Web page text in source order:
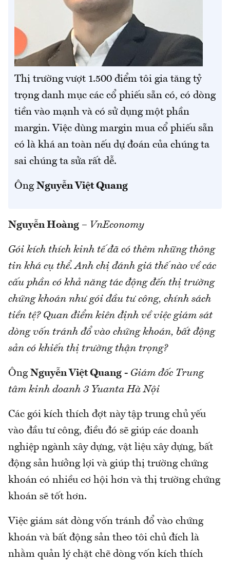
Thị trường vượt 1.500 điểm tôi gia tăng tỷ
trọng danh mục các cổ phiếu sẵn có, có dòng
tiền vào mạnh và có sử dụng một phần
margin. Việc dùng margin mua cổ phiếu sẵn
có là khá an toàn nếu dự đoán của chúng ta
sai chúng ta sửa rất dễ.
Ông Nguyễn Việt Quang
Nguyễn Hoàng – VnEconomy
Gói kích thích kinh tế đã có thêm những thông
tin khá cụ thể. Anh chị đánh giá thế nào về các
cấu phần có khả năng tác động đến thị trường
chứng khoán như gói đầu tư công, chính sách
tiền tệ? Quan điểm kiên định về việc giám sát
dòng vốn tránh đổ vào chứng khoán, bất động
sản có khiến thị trường thận trọng?
Ông Nguyễn Việt Quang - Giám đốc Trung
tâm kinh doanh 3 Yuanta Hà Nội
Các gói kích thích đợt này tập trung chủ yếu
vào đầu tư công, điều đó sẽ giúp các doanh
nghiệp ngành xây dựng, vật liệu xây dựng, bất
động sản hưởng lợi và giúp thị trường chứng
khoán có nhiều cơ hội hơn và thị trường chứng
khoán sẽ tốt hơn.
Việc giám sát dòng vốn tránh đổ vào chứng
khoán và bất động sản theo tôi chủ đích là
nhằm quản lý chặt chẽ dòng vốn kích thích